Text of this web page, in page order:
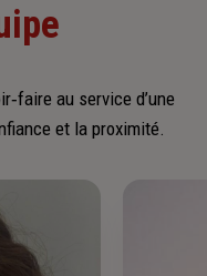
au service d’une
et la proximité.